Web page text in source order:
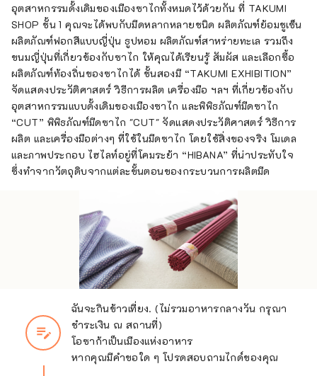
อุตสาหกรรมดั้งเดิมของเมืองซาไกทั้งหมดไว้ด้วยกัน ที่ TAKUMI
SHOP ชั้น 1 คุณจะได้พบกับมีดหลากหลายชนิด ผลิตภัณฑ์ย้อมชูเซ็น
ผลิตภัณฑ์ฟอกสีแบบญี่ปุ่น ธูปหอม ผลิตภัณฑ์สาหร่ายทะเล รวมถึง
ขนมญี่ปุ่นที่เกี่ยวข้องกับซาไก ให้คุณได้เรียนรู้ สัมผัส และเลือกซื้อ
ผลิตภัณฑ์ท้องถิ่นของซาไกได้ ชั้นสองมี “TAKUMI EXHIBITION”
จัดแสดงประวัติศาสตร์ วิธีการผลิต เครื่องมือ ฯลฯ ที่เกี่ยวข้องกับ
อุตสาหกรรมแบบดั้งเดิมของเมืองซาไก และพิพิธภัณฑ์มีดซาไก
“CUT” พิพิธภัณฑ์มีดซาไก "CUT" จัดแสดงประวัติศาสตร์ วิธีการ
ผลิต และเครื่องมือต่างๆ ที่ใช้ในมีดซาไก โดยใช้สิ่งของจริง โมเดล
และภาพประกอบ ไฮไลท์อยู่ที่โคมระย้า “HIBANA” ที่น่าประทับใจ
ซึ่งทำจากวัตถุดิบจากแต่ละขั้นตอนของกระบวนการผลิตมีด
edit_note
ฉันจะกินข้าวเที่ยง. (ไม่รวมอาหารกลางวัน กรุณา
ชำระเงิน ณ สถานที่)
โอซาก้าเป็นเมืองแห่งอาหาร
หากคุณมีคำขอใด ๆ โปรดสอบถามไกด์ของคุณ